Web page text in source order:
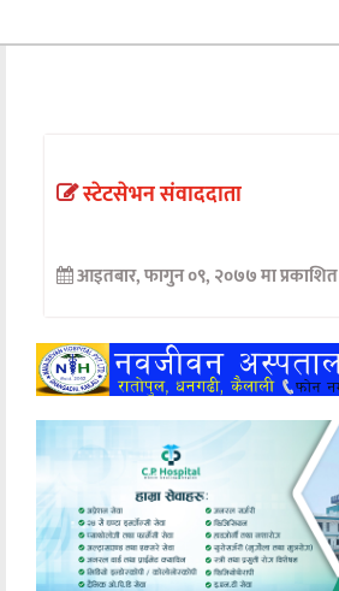
अन्तर्वार्ता
खेलकुद
अन्य
स्टेटसेभन संवाददाता
आइतबार, फागुन ०९, २०७७ मा प्रकाशित